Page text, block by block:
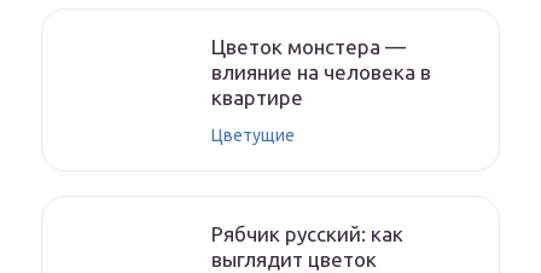
Цветок монстера —
влияние на человека в
квартире
Цветущие
Рябчик русский: как
выглядит цветок